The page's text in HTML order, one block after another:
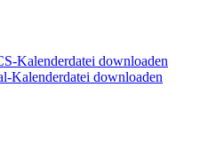
Kalenderdatei downloaden
Kalenderdatei downloaden